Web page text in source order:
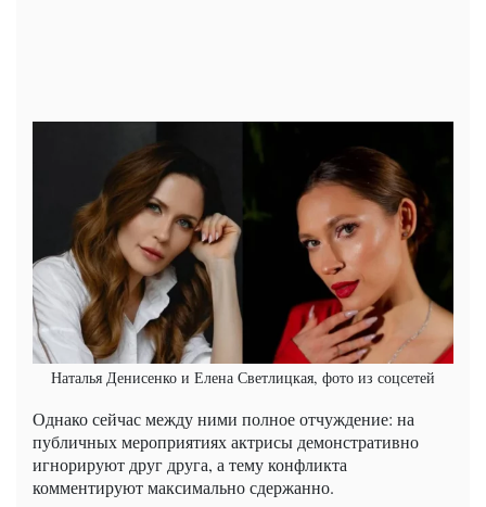
Наталья Денисенко и Елена Светлицкая, фото из соцсетей
Однако сейчас между ними полное отчуждение: на
публичных мероприятиях актрисы демонстративно
игнорируют друг друга, а тему конфликта
комментируют максимально сдержанно.